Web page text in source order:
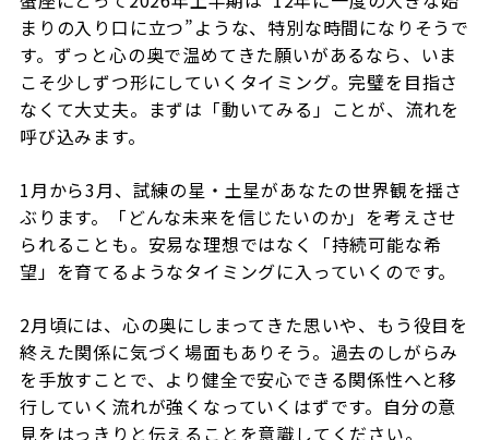
まりの入り口に立つ”ような、特別な時間になりそうで
す。ずっと心の奥で温めてきた願いがあるなら、いま
こそ少しずつ形にしていくタイミング。完璧を目指さ
なくて大丈夫。まずは「動いてみる」ことが、流れを
呼び込みます。
1月から3月、試練の星・土星があなたの世界観を揺さ
ぶります。「どんな未来を信じたいのか」を考えさせ
られることも。安易な理想ではなく「持続可能な希
望」を育てるようなタイミングに入っていくのです。
2月頃には、心の奥にしまってきた思いや、もう役目を
終えた関係に気づく場面もありそう。過去のしがらみ
を手放すことで、より健全で安心できる関係性へと移
行していく流れが強くなっていくはずです。自分の意
見をはっきりと伝えることを意識してください。